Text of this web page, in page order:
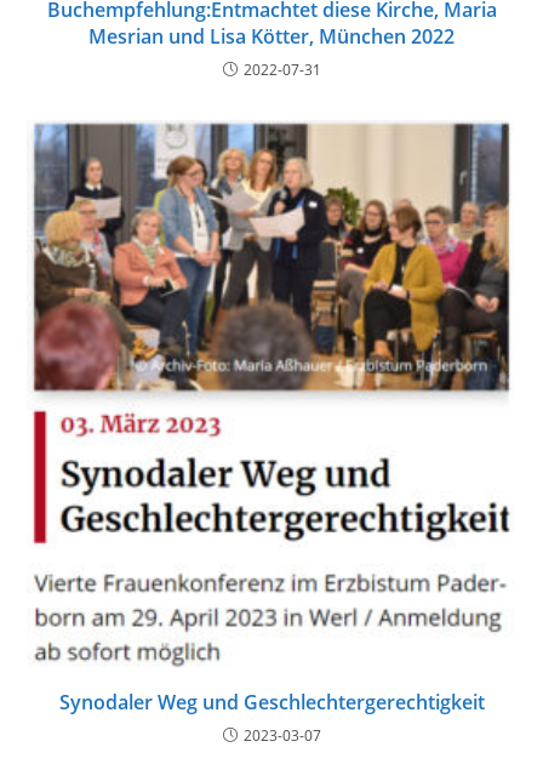
Buchempfehlung:Entmachtet diese Kirche, Maria
Mesrian und Lisa Kötter, München 2022
2022-07-31
Synodaler Weg und Geschlechtergerechtigkeit
2023-03-07